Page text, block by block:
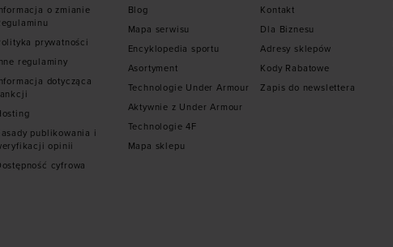
o zmianie
prywatności
regulaminy
dotycząca
publikowania i
opinii
cyfrowa
Blog
Mapa serwisu
Encyklopedia sportu
Asortyment
Technologie Under Armour
Aktywnie z Under Armour
Technologie 4F
Mapa sklepu
Kontakt
Dla Biznesu
Adresy sklepów
Kody Rabatowe
Zapis do newslettera